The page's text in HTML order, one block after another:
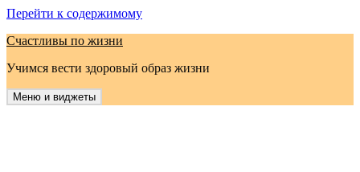
Перейти к содержимому
Счастливы по жизни
Учимся вести здоровый образ жизни
Меню и виджеты